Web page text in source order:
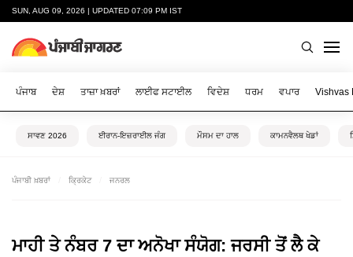
SUN, AUG 09, 2026 | UPDATED 07:09 PM IST
ਪੰਜਾਬ ਦੇਸ਼ ਤਾਜ਼ਾ ਖ਼ਬਰਾਂ ਲਾਈਫ ਸਟਾਈਲ ਵਿਦੇਸ਼ ਧਰਮ ਵਪਾਰ Vishvas
ਸਾਵਣ 2026 ਈਰਾਨ-ਇਜ਼ਰਾਈਲ ਜੰਗ ਮੌਸਮ ਦਾ ਹਾਲ ਕਾਮਨਵੈਲਥ ਖੇਡਾਂ
ਪੰਜਾਬੀ ਖ਼ਬਰਾਂ ਕ੍ਰਿਕੇਟ ਜਨਰਲ
ਮਾਹੀ ਤੇ ਨੰਬਰ 7 ਦਾ ਅਨੋਖਾ ਸੰਯੋਗ: ਜਰਸੀ ਤੋਂ ਲੈ ਕੇ